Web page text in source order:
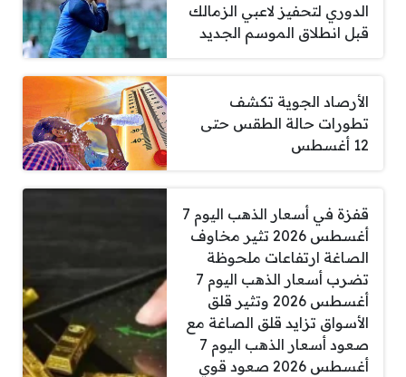
الدوري لتحفيز لاعبي الزمالك
قبل انطلاق الموسم الجديد
الأرصاد الجوية تكشف
تطورات حالة الطقس حتى
12 أغسطس
قفزة في أسعار الذهب اليوم 7
أغسطس 2026 تثير مخاوف
الصاغة ارتفاعات ملحوظة
تضرب أسعار الذهب اليوم 7
أغسطس 2026 وتثير قلق
الأسواق تزايد قلق الصاغة مع
صعود أسعار الذهب اليوم 7
أغسطس 2026 صعود قوي